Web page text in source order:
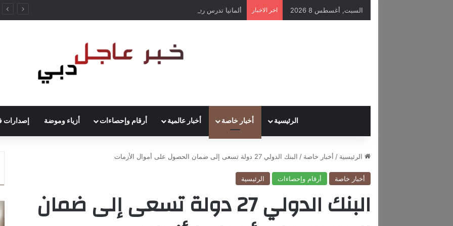
السبت, أغسطس 8 2026 اخر الاخبار
الرئيسية أخبار خاصة أخبار عالمية أرقام وإحصاءات أزياء وموضة إصدارات
الرئيسية / أخبار خاصة / البنك الدولي 27 دولة تسعى إلى ضمان الحصول على أموال الأزمات
أخبار خاصة أرقام وإحصاءات الرئيسية
البنك الدولي 27 دولة تسعى إلى ضمان